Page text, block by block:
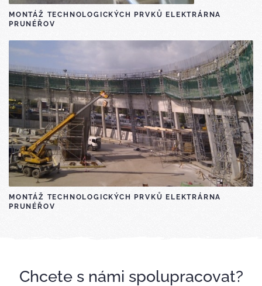
MONTÁŽ TECHNOLOGICKÝCH PRVKŮ ELEKTRÁRNA
PRUNÉŘOV
MONTÁŽ TECHNOLOGICKÝCH PRVKŮ ELEKTRÁRNA
PRUNÉŘOV
Chcete s námi spolupracovat?